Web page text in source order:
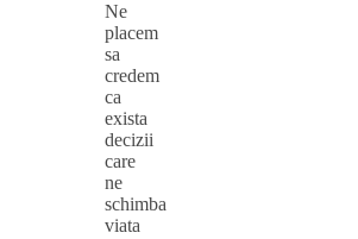
Ne
placem
sa
credem
ca
exista
decizii
care
ne
schimba
viata